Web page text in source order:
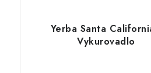
Yerba Santa
Vykurovadlo